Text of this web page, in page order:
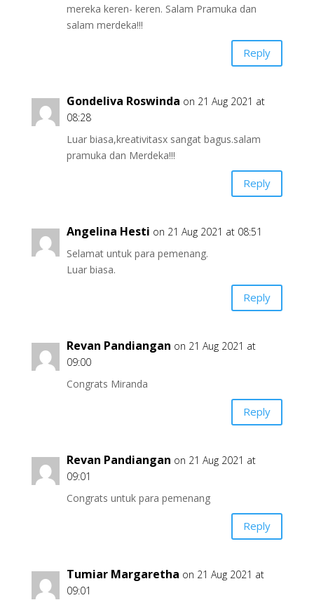
mereka keren- keren. Salam Pramuka dan
salam merdeka!!!
Reply
Gondeliva Roswinda on 21 Aug 2021 at
08:28
Luar biasa,kreativitasx sangat bagus.salam
pramuka dan Merdeka!!!
Reply
Angelina Hesti on 21 Aug 2021 at 08:51
Selamat untuk para pemenang.
Luar biasa.
Reply
Revan Pandiangan on 21 Aug 2021 at
09:00
Congrats Miranda
Reply
Revan Pandiangan on 21 Aug 2021 at
09:01
Congrats untuk para pemenang
Reply
Tumiar Margaretha on 21 Aug 2021 at
09:01